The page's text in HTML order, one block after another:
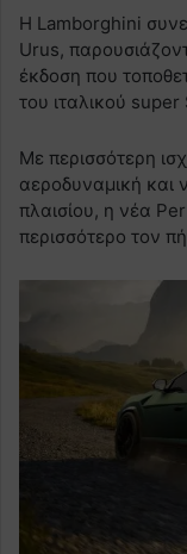
Η Lamborghini
Urus,
έκδοση που
του ιταλικού super
Με περισσότερη
αεροδυναμική και
πλαισίου, η νέα
περισσότερο τον